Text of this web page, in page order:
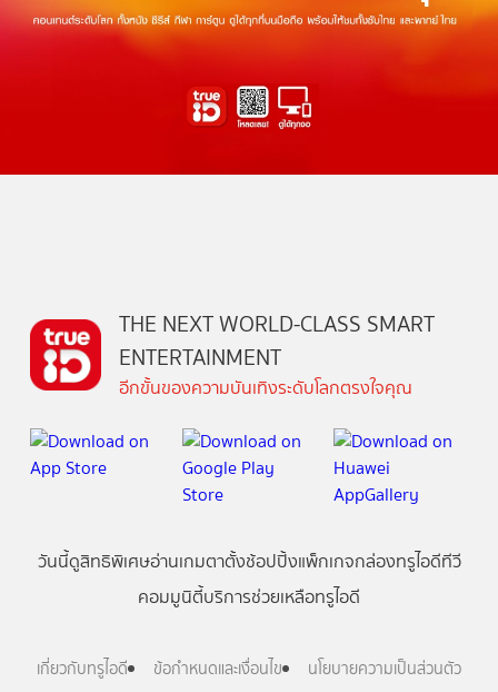
THE NEXT WORLD-CLASS SMART
ENTERTAINMENT
อีกขั้นของความบันเทิงระดับโลกตรงใจคุณ
วันนี้ดูสิทธิพิเศษอ่านเกมตาตั้งช้อปปิ้งแพ็กเกจกล่องทรูไอดีทีวี
คอมมูนิตี้บริการช่วยเหลือทรูไอดี
เกี่ยวกับทรูไอดี ข้อกำหนดและเงื่อนไข นโยบายความเป็นส่วนตัว